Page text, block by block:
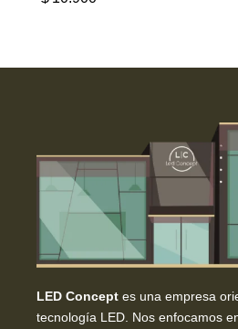
LED Concept es una empresa
tecnología LED. Nos enfocamos